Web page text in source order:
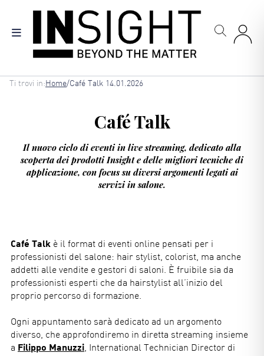
contenuto
principale
Briciole
Ti trovi in: Home/Café Talk 14.01.2026
Café Talk
Il nuovo ciclo di eventi in live streaming, dedicato alla
scoperta dei prodotti Insight e delle migliori tecniche di
applicazione, con focus su diversi argomenti legati ai
servizi in salone.
Café Talk è il format di eventi online pensati per i
professionisti del salone: hair stylist, colorist, ma anche
addetti alle vendite e gestori di saloni. È fruibile sia da
professionisti esperti che da hairstylist all’inizio del
proprio percorso di formazione.
Ogni appuntamento sarà dedicato ad un argomento
diverso, che approfondiremo in diretta streaming insieme
a Filippo Manuzzi, International Technician Director di